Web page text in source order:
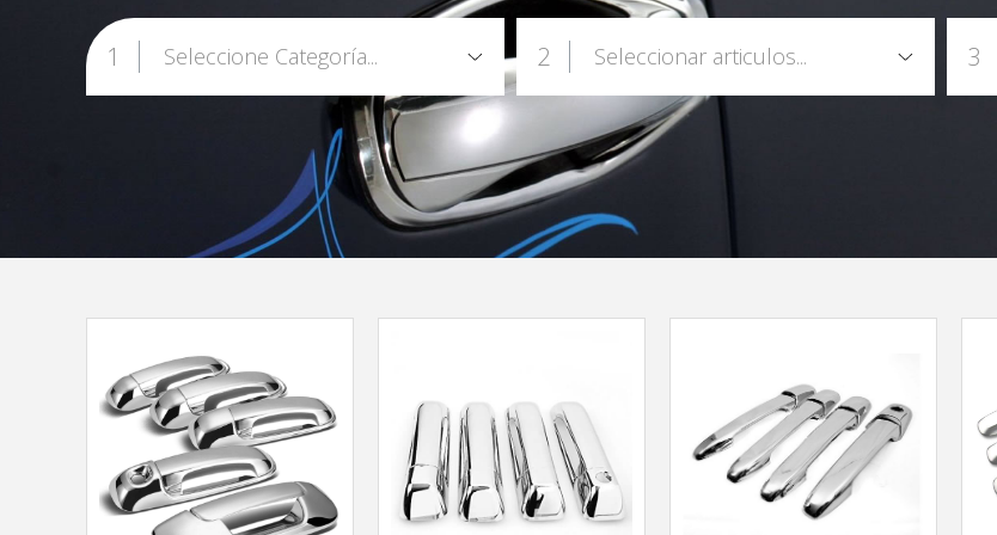
1 Seleccione Categoría... 2 Seleccionar articulos... 3